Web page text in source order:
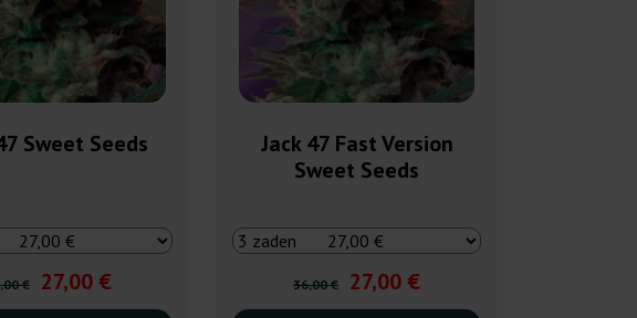
Sweet Seeds
€ 27,00 €
Jack 47 Fast Version
Sweet Seeds
36,00 € 27,00 €